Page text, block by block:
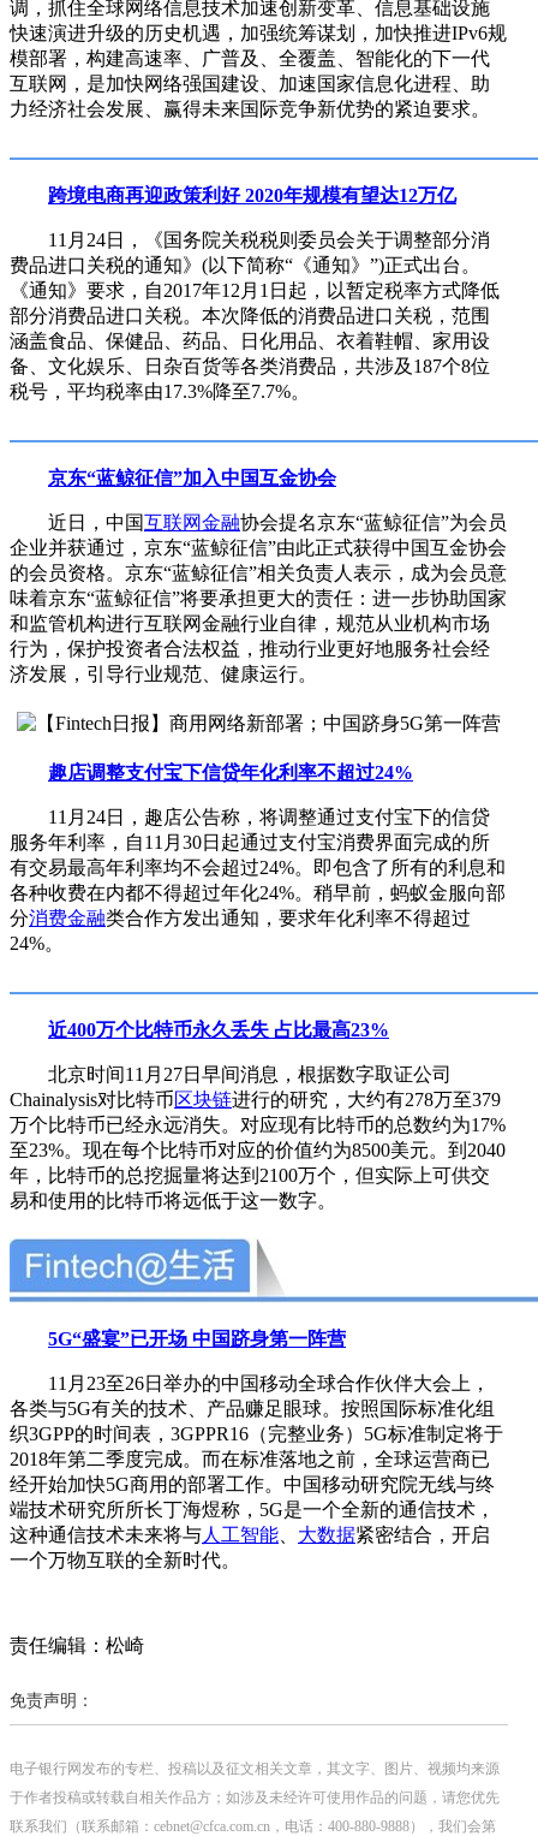
调，抓住全球网络信息技术加速创新变革、信息基础设施
快速演进升级的历史机遇，加强统筹谋划，加快推进IPv6规
模部署，构建高速率、广普及、全覆盖、智能化的下一代
互联网，是加快网络强国建设、加速国家信息化进程、助
力经济社会发展、赢得未来国际竞争新优势的紧迫要求。
跨境电商再迎政策利好 2020年规模有望达12万亿
11月24日，《国务院关税税则委员会关于调整部分消
费品进口关税的通知》(以下简称“《通知》”)正式出台。
《通知》要求，自2017年12月1日起，以暂定税率方式降低
部分消费品进口关税。本次降低的消费品进口关税，范围
涵盖食品、保健品、药品、日化用品、衣着鞋帽、家用设
备、文化娱乐、日杂百货等各类消费品，共涉及187个8位
税号，平均税率由17.3%降至7.7%。
京东“蓝鲸征信”加入中国互金协会
近日，中国互联网金融协会提名京东“蓝鲸征信”为会员
企业并获通过，京东“蓝鲸征信”由此正式获得中国互金协会
的会员资格。京东“蓝鲸征信”相关负责人表示，成为会员意
味着京东“蓝鲸征信”将要承担更大的责任：进一步协助国家
和监管机构进行互联网金融行业自律，规范从业机构市场
行为，保护投资者合法权益，推动行业更好地服务社会经
济发展，引导行业规范、健康运行。
趣店调整支付宝下信贷年化利率不超过24%
11月24日，趣店公告称，将调整通过支付宝下的信贷
服务年利率，自11月30日起通过支付宝消费界面完成的所
有交易最高年利率均不会超过24%。即包含了所有的利息和
各种收费在内都不得超过年化24%。稍早前，蚂蚁金服向部
分消费金融类合作方发出通知，要求年化利率不得超过
24%。
近400万个比特币永久丢失 占比最高23%
北京时间11月27日早间消息，根据数字取证公司
Chainalysis对比特币区块链进行的研究，大约有278万至379
万个比特币已经永远消失。对应现有比特币的总数约为17%
至23%。现在每个比特币对应的价值约为8500美元。到2040
年，比特币的总挖掘量将达到2100万个，但实际上可供交
易和使用的比特币将远低于这一数字。
5G“盛宴”已开场 中国跻身第一阵营
11月23至26日举办的中国移动全球合作伙伴大会上，
各类与5G有关的技术、产品赚足眼球。按照国际标准化组
织3GPP的时间表，3GPPR16（完整业务）5G标准制定将于
2018年第二季度完成。而在标准落地之前，全球运营商已
经开始加快5G商用的部署工作。中国移动研究院无线与终
端技术研究所所长丁海煜称，5G是一个全新的通信技术，
这种通信技术未来将与人工智能 大数据紧密结合，开启
一个万物互联的全新时代。
责任编辑：松崎
免责声明：
电子银行网发布的专栏、投稿以及征文相关文章，其文字、图片、视频均来源
于作者投稿或转载自相关作品方；如涉及未经许可使用作品的问题，请您优先
联系我们（联系邮箱：cebnet@cfca.com.cn，电话：400-880-9888），我们会第